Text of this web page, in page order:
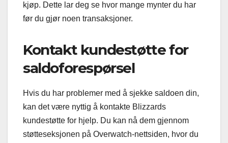
kjøp. Dette lar deg se hvor mange mynter du har
før du gjør noen transaksjoner.
Kontakt kundestøtte for
saldoforespørsel
Hvis du har problemer med å sjekke saldoen din,
kan det være nyttig å kontakte Blizzards
kundestøtte for hjelp. Du kan nå dem gjennom
støtteseksjonen på Overwatch-nettsiden, hvor du